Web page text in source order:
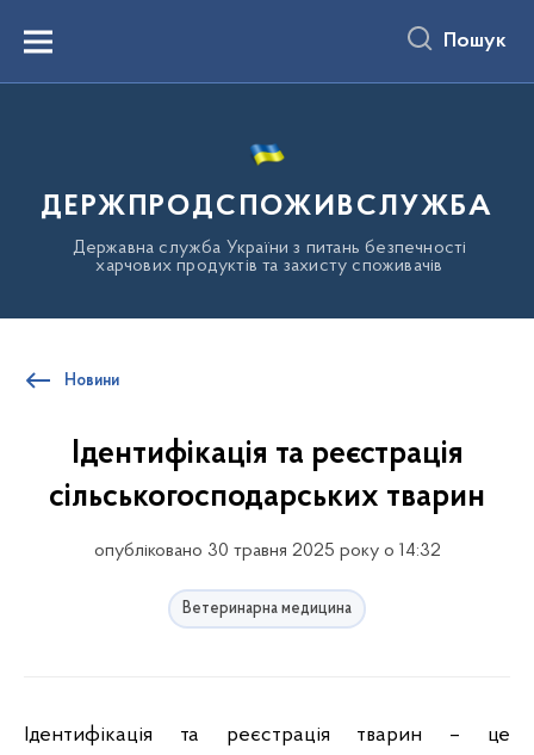
вмістуMenu Пошук
ДЕРЖПРОДСПОЖИВСЛУЖБА
Державна служба України з питань безпечності
харчових продуктів та захисту споживачів
Новини
Ідентифікація та реєстрація
сільськогосподарських тварин
опубліковано 30 травня 2025 року о 14:32
Ветеринарна медицина
Ідентифікація та реєстрація тварин – це